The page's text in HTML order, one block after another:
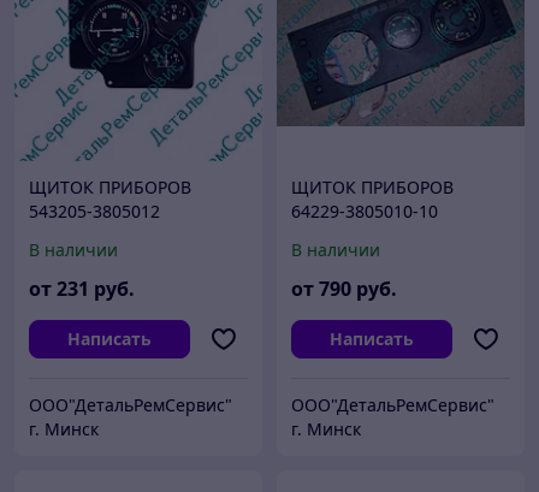
ЩИТОК ПРИБОРОВ
543205-3805012
В наличии
от231 руб.
Написать
ООО"ДетальРемСервис"
г. Минск
ЩИТОК ПРИБОРОВ
64229-3805010-10
В наличии
от790 руб.
Написать
ООО"ДетальРемСервис"
г. Минск